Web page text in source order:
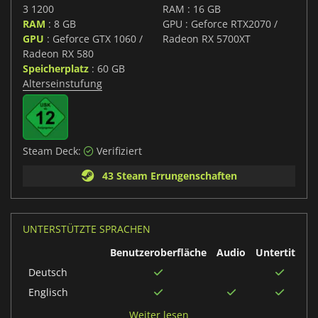
3 1200
RAM : 8 GB
GPU : Geforce GTX 1060 /
Radeon RX 580
Speicherplatz : 60 GB
RAM : 16 GB
GPU : Geforce RTX2070 /
Radeon RX 5700XT
Alterseinstufung
Steam Deck:
Verifiziert
43 Steam Errungenschaften
UNTERSTÜTZTE SPRACHEN
Benutzeroberfläche
Audio
Untertitel
Deutsch
Englisch
Weiter lesen